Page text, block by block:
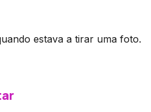
estava a tirar uma foto.